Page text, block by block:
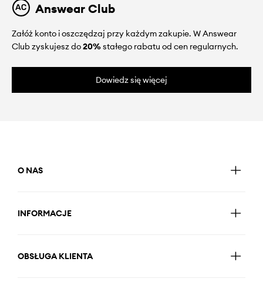
Answear Club
Załóż konto i oszczędzaj przy każdym zakupie. W Answear
Club zyskujesz do20%stałego rabatu od cen regularnych.
Dowiedz się więcej
O NAS
INFORMACJE
OBSŁUGA KLIENTA